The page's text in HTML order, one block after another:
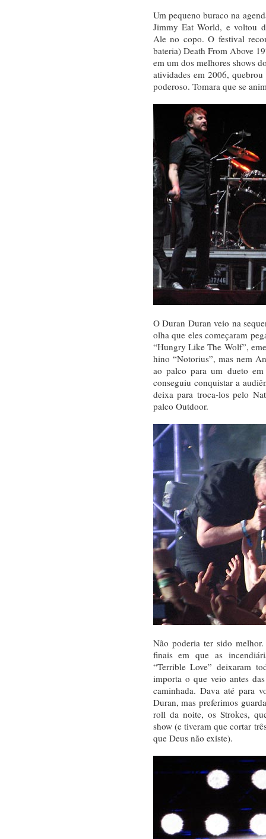
Um pequeno buraco na
Jimmy Eat World, e voltou
Ale no copo. O festival
bateria) Death From Above
em um dos melhores shows
atividades em 2006,
poderoso. Tomara que se
O Duran Duran veio na
olha que eles começaram
“Hungry Like The Wolf”,
hino “Notorius”, mas nem
ao palco para um dueto
conseguiu conquistar a
deixa para troca-los pelo
palco Outdoor.
Não poderia ter sido melhor.
finais em que as
“Terrible Love” deixaram
importa o que veio antes
caminhada. Dava até para
Duran, mas preferimos
roll da noite, os Strokes,
show (e tiveram que cortar
que Deus não existe).